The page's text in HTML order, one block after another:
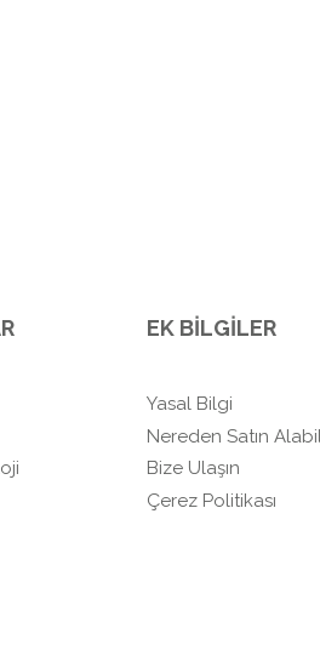
EK BİLGİLER
Yasal Bilgi
Nereden Satın
Bize Ulaşın
Çerez Politikası